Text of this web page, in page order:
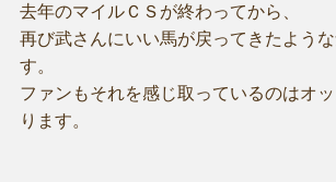
去年のマイルＣＳが終わってから、
再び武さんにいい馬が戻ってきたよう
す。
ファンもそれを感じ取っているのはオ
ります。